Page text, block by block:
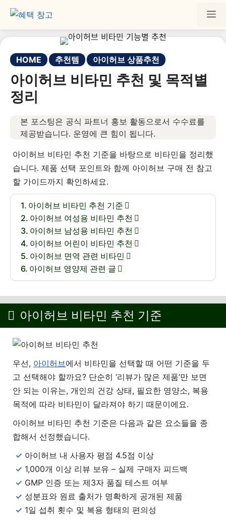
HOME 추천템 아이허브 상품추천
아이허브 비타민 추천 및 목적별
정리
본 포스팅은 공식 파트너 홍보 활동으로서 수수료를
제공받습니다. 운영에 큰 힘이 됩니다.
아이허브 비타민 추천 기준을 바탕으로 비타민을 정리했
습니다. 제품 선택 포인트와 함께 아이허브 구매 전 참고
할 가이드까지 확인하세요.
아이허브 비타민 추천 기준
아이허브 여성용 비타민 추천
아이허브 남성용 비타민 추천
아이허브 어린이 비타민 추천
아이허브 면역 관련 비타민
아이허브 영양제 관련 글
아이허브 비타민 추천 기준
우선, 아이허브에서 비타민을 선택할 때 어떤 기준을 두
고 선택해야 할까요? 단순히 ‘리뷰가 많은 제품’만 보면
안 되는 이유는, 개인의 건강 상태, 필요한 영양소, 복용
목적에 따라 비타민이 달라져야 하기 때문이에요.
아이허브 비타민 추천 기준은 다음과 같은 요소들을 종
합해서 선정했습니다.
아이허브 내 사용자 평점 4.5점 이상
1,000개 이상 리뷰 보유 – 실제 구매자 피드백
GMP 인증 또는 제3자 품질 테스트 여부
성분표와 원료 출처가 명확하게 공개된 제품
1일 섭취 횟수 및 복용 형태의 편의성